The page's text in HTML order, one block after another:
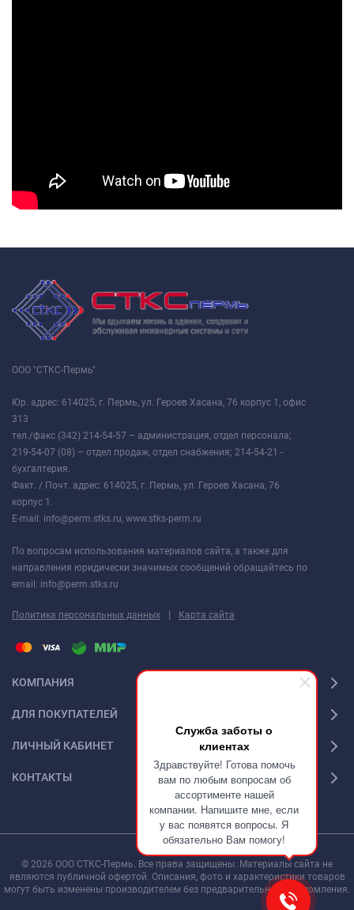
Служба заботы о
клиентах
Здравствуйте! Готова помочь
вам по любым вопросам об
ассортименте нашей
компании. Напишите мне, если
у вас появятся вопросы. Я
обязательно Вам помогу!
ООО "СТКС-Пермь"
Юр. адрес: 614025, г. Пермь, ул. Героев Хасана, 76 корпус 1, офис
313
тел./факс (342) 214-54-57 – администрация, отдел персонала;
219-54-07 (08) – отдел продаж, отдел снабжения; 214-54-21 -
бухгалтерия.
Факт. / Почт. адрес: 614025, г. Пермь, ул. Героев Хасана, 76
корпус 1.
E-mail: info@perm.stks.ru, www.stks-perm.ru
По вопросам использования материалов сайта, а также для
направления юридически значимых сообщений обращайтесь по
email: info@perm.stks.ru
Политика персональных данных | Карта сайта
КОМПАНИЯ
ДЛЯ ПОКУПАТЕЛЕЙ
ЛИЧНЫЙ КАБИНЕТ
КОНТАКТЫ
© 2026 ООО СТКС-Пермь. Все права защищены. Материалы сайта не
являются публичной офертой. Описания, фото и характеристики товаров
могут быть изменены производителем без предварительного уведомления.